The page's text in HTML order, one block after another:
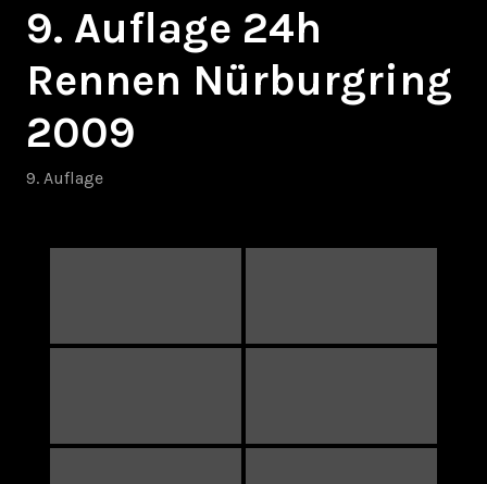
9. Auflage 24h
Rennen Nürburgring
2009
9. Auflage